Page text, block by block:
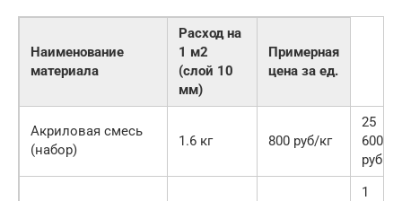
Наименование
материала
Расход на
1 м2
(слой 10
мм)
Примерная
цена за ед.
Акриловая смесь
(набор)
1.6 кг 800 руб/кг
25
600
руб
1